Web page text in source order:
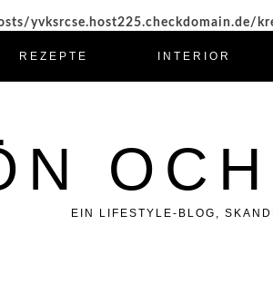
yvksrcse.host225.checkdomain.de/
REZEPTE INTERIOR
EIN LIFESTYLE-BLOG,